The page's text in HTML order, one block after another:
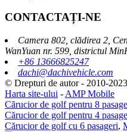
CONTACTAȚI-NE
Camera 802, clădirea 2,
WanYuan nr. 599, districtul
+86 13666825247
dachi@dachivehicle.com
© Drepturi de autor - 2010-
Harta site-ului - AMP Mobile
Cărucior de golf pentru 8
Cărucior de golf pentru 4
Cărucior de golf cu 6 pasageri,